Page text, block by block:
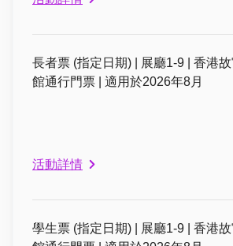
長者票 (指定日期) | 展廳1-9 | 香港
館通行門票 | 適用於2026年8月
活動詳情
學生票 (指定日期) | 展廳1-9 | 香港